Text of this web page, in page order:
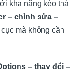
khả năng kéo thả
– chỉnh sửa –
mà không cần
– thay đổi –